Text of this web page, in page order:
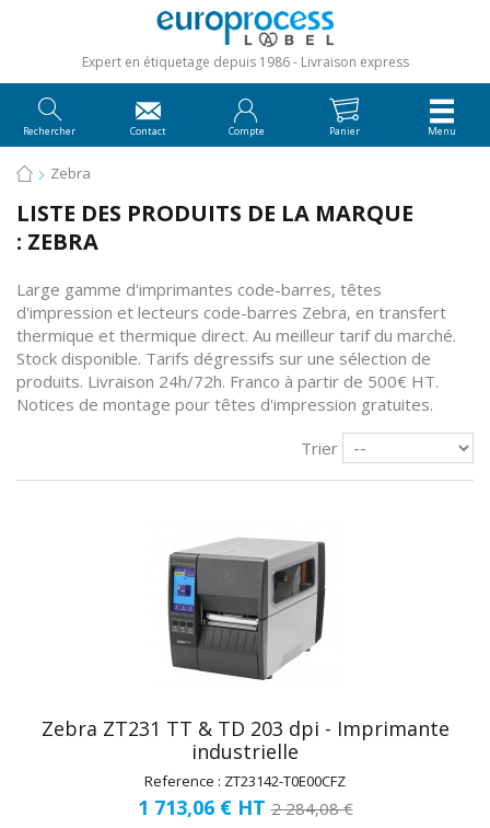
Expert en étiquetage depuis 1986 Livraison express
Rechercher Contact Compte Panier Menu
Zebra
LISTE DES PRODUITS DE LA MARQUE
: ZEBRA
Large gamme d'imprimantes code-barres, têtes
d'impression et lecteurs code-barres Zebra, en transfert
thermique et thermique direct. Au meilleur tarif du marché.
Stock disponible. Tarifs dégressifs sur une sélection de
produits. Livraison 24h/72h. Franco à partir de 500€ HT.
Notices de montage pour têtes d'impression gratuites.
Trier
Zebra ZT231 TT & TD 203 dpi - Imprimante
industrielle
Reference : ZT23142-T0E00CFZ
1 713,06 € HT 2 284,08 €